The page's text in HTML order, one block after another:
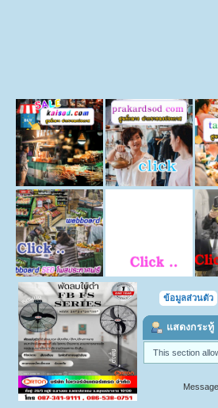
ข้อมูลส่วนตัว
แสดงกระทู้
This section